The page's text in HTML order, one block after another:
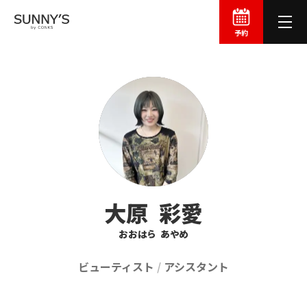
予約
大原 彩愛
おおはら あやめ
ビューティスト アシスタント